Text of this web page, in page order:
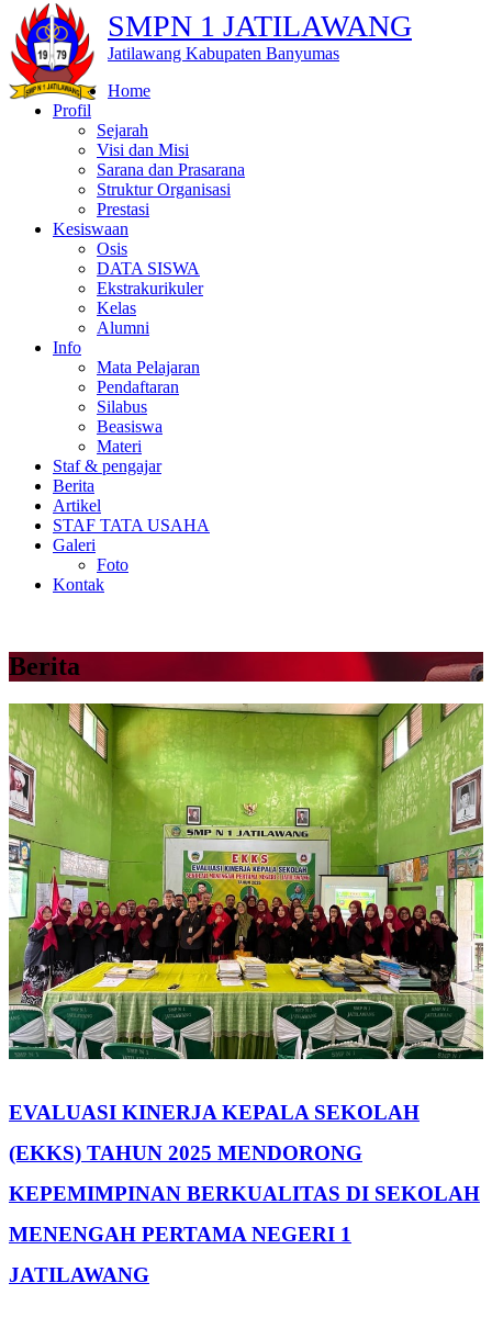
SMPN 1 JATILAWANG
Jatilawang Kabupaten Banyumas
Home
Profil
Sejarah
Visi dan Misi
Sarana dan Prasarana
Struktur Organisasi
Prestasi
Kesiswaan
Osis
DATA SISWA
Ekstrakurikuler
Kelas
Alumni
Info
Mata Pelajaran
Pendaftaran
Silabus
Beasiswa
Materi
Staf & pengajar
Berita
Artikel
STAF TATA USAHA
Galeri
Foto
Kontak
Berita
EVALUASI KINERJA KEPALA SEKOLAH
(EKKS) TAHUN 2025 MENDORONG
KEPEMIMPINAN BERKUALITAS DI SEKOLAH
MENENGAH PERTAMA NEGERI 1
JATILAWANG